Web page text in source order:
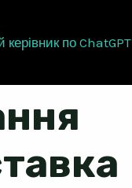
по ChatGPT